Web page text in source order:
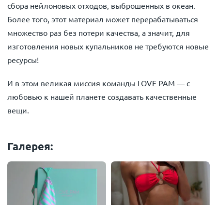
сбора нейлоновых отходов, выброшенных в океан.
Более того, этот материал может перерабатываться
множество раз без потери качества, а значит, для
изготовления новых купальников не требуются новые
ресурсы!
И в этом великая миссия команды LOVE PAM — с
любовью к нашей планете создавать качественные
вещи.
Галерея: